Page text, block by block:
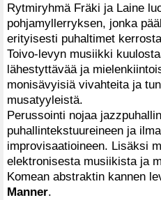
Rytmiryhmä Fräki ja Laine
pohjamyllerryksen, jonka
erityisesti puhaltimet
Toivo-levyn musiikki
lähestyttävää ja
monisävyisiä vivahteita ja
musatyyleistä.
Perussointi nojaa
puhallintekstuureineen ja
improvisaatioineen. Lisäksi
elektronisesta musiikista ja
Komean abstraktin kannen
Manner.